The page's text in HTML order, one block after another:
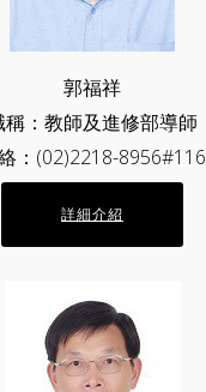
郭福祥
稱：教師及進修部導師
：(02)2218-8956#116
詳細介紹